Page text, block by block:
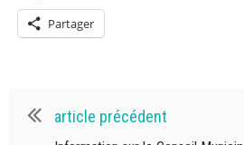
Partager
article précédent